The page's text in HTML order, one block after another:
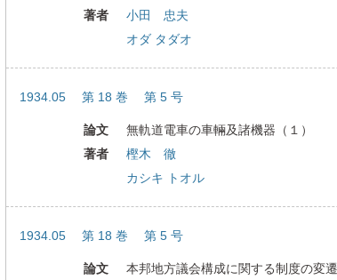
著者
小田 忠夫
オダ タダオ
1934.05 第 18 巻 第 5 号
論文
無軌道電車の車輛及諸機器（１）
著者
樫木 徹
カシキ トオル
1934.05 第 18 巻 第 5 号
論文
本邦地方議会構成に関する制度の変